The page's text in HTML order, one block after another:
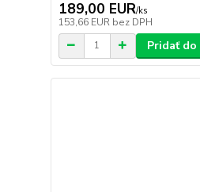
189,00 EUR/ks
153,66 EUR bez DPH
Pridať do